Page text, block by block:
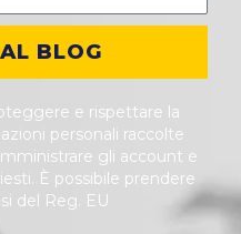
BLOG
e rispettare la
personali raccolte
gli account e
È possibile prendere
del Reg. EU